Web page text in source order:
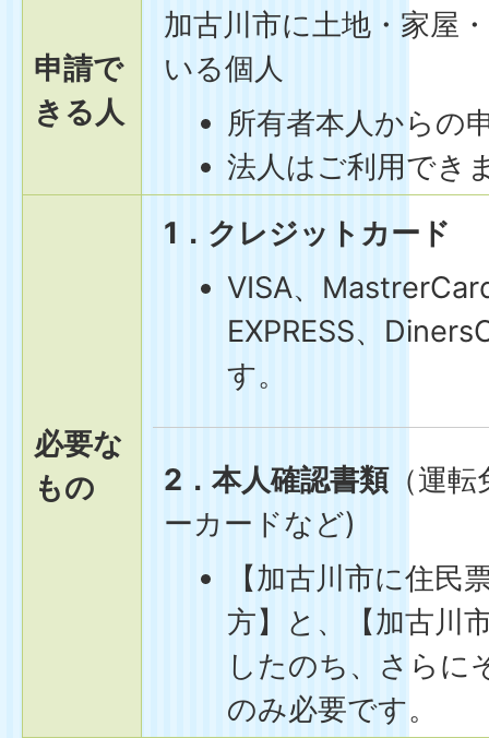
申請で
きる人
加古川市に土地・家屋
いる個人
所有者本人からの
法人はご利用でき
必要な
もの
1．クレジットカード
VISA、
EXPRESS、
す。
2．本人確認書類（運転
ーカードなど)
【加古川市に住
方】と、【加古川
したのち、さらに
のみ必要です。